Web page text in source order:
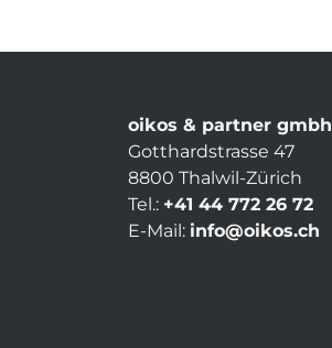
oikos & partner gmbh
Gotthardstrasse 47
8800 Thalwil-Zürich
Tel.: +41 44 772 26 72
E-Mail: info@oikos.ch